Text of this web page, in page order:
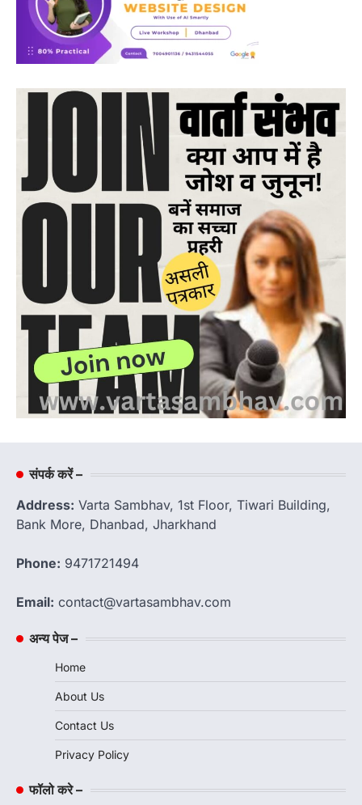
संपर्क करें –
Address: Varta Sambhav, 1st Floor, Tiwari Building,
Bank More, Dhanbad, Jharkhand
Phone: 9471721494
Email: contact@vartasambhav.com
अन्य पेज –
Home
About Us
Contact Us
Privacy Policy
फॉलो करे –